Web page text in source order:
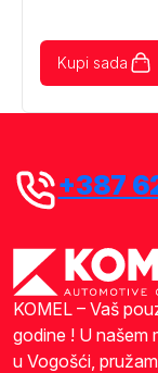
Kupi sada
+387
KOMEL – Vaš
godine ! U našem
u Vogošći,